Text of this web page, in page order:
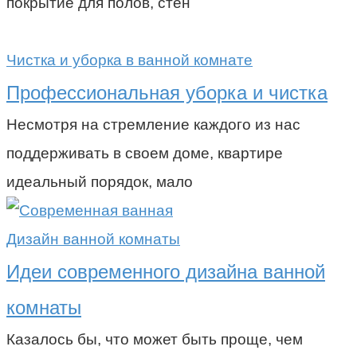
Чистка и уборка в ванной комнате
Профессиональная уборка и чистка
Несмотря на стремление каждого из нас
поддерживать в своем доме, квартире
идеальный порядок, мало
Дизайн ванной комнаты
Идеи современного дизайна ванной
комнаты
Казалось бы, что может быть проще, чем